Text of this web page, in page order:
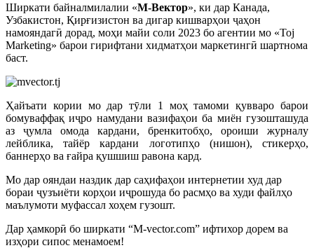
Ширкати байналмилалии «М-Вектор», ки дар Канада,
Узбакистон, Қирғизистон ва дигар кишварҳои ҷаҳон
намояндагӣ дорад, моҳи майи соли 2023 бо агентии мо «Toj
Marketing» барои гирифтани хидматҳои маркетингӣ шартнома
баст.
Ҳайъати кории мо дар тӯли 1 моҳ тамоми қувваро барои
бомуваффақ иҷро намудани вазифаҳои ба миён гузошташуда
аз ҷумла омода кардани, бренкитобҳо, ороиши журналу
лейблика, тайёр кардани логотипҳо (нишон), стикерҳо,
баннерҳо ва ғайра қушшиш равона кард.
Мо дар ояндаи наздик дар саҳифаҳои интернетии худ дар
бораи ҷузъиёти корҳои иҷрошуда бо расмҳо ва худи файлҳо
маълумоти муфассал хоҳем гузошт.
Дар ҳамкорӣ бо ширкати “M-vector.com” ифтихор дорем ва
изҳори сипос менамоем!